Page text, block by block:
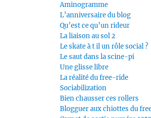
Aminogramme
L’anniversaire du blog
Qu’est ce qu’un rideur
La liaison au sol 2
Le skate à t il un rôle social ?
Le saut dans la scine-pi
Une glisse libre
La réalité du free-ride
Sociabilization
Bien chausser ces rollers
Blogguer aux chiottes du